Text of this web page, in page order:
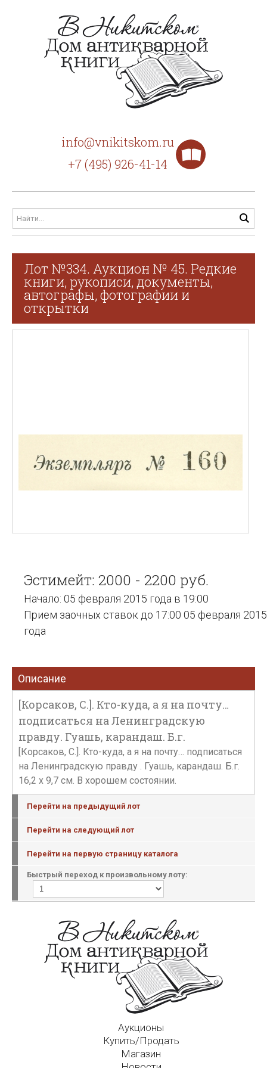
info@vnikitskom.ru
+7 (495) 926-41-14
Лот №334. Аукцион № 45. Редкие
книги, рукописи, документы,
автографы, фотографии и
открытки
Эстимейт: 2000 - 2200 руб.
Начало: 05 февраля 2015 года в 19:00
Прием заочных ставок до 17:00 05 февраля 2015
года
Описание
[Корсаков, С.]. Кто-куда, а я на почту…
подписаться на Ленинградскую
правду. Гуашь, карандаш. Б.г.
[Корсаков, С.]. Кто-куда, а я на почту… подписаться
на Ленинградскую правду . Гуашь, карандаш. Б.г.
16,2 x 9,7 см. В хорошем состоянии.
Перейти на предыдущий лот
Перейти на следующий лот
Перейти на первую страницу каталога
Быстрый переход к произвольному лоту:
Аукционы
Купить/Продать
Магазин